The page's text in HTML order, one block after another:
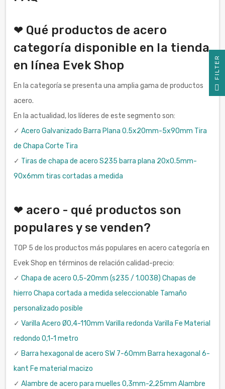
❤ Qué productos de acero
categoría disponible en la tienda
en línea Evek Shop
En la categoría se presenta una amplia gama de productos
acero.
En la actualidad, los líderes de este segmento son:
✓ Acero Galvanizado Barra Plana 0.5x20mm-5x90mm Tira
de Chapa Corte Tira
✓ Tiras de chapa de acero S235 barra plana 20x0.5mm-
90x6mm tiras cortadas a medida
❤ acero - qué productos son
populares y se venden?
TOP 5 de los productos más populares en acero categoría en
Evek Shop en términos de relación calidad-precio:
✓ Chapa de acero 0,5-20mm (s235 / 1.0038) Chapas de
hierro Chapa cortada a medida seleccionable Tamaño
personalizado posible
✓ Varilla Acero Ø0,4-110mm Varilla redonda Varilla Fe Material
redondo 0,1-1 metro
✓ Barra hexagonal de acero SW 7-60mm Barra hexagonal 6-
kant Fe material macizo
✓ Alambre de acero para muelles 0,3mm-2,25mm Alambre
R